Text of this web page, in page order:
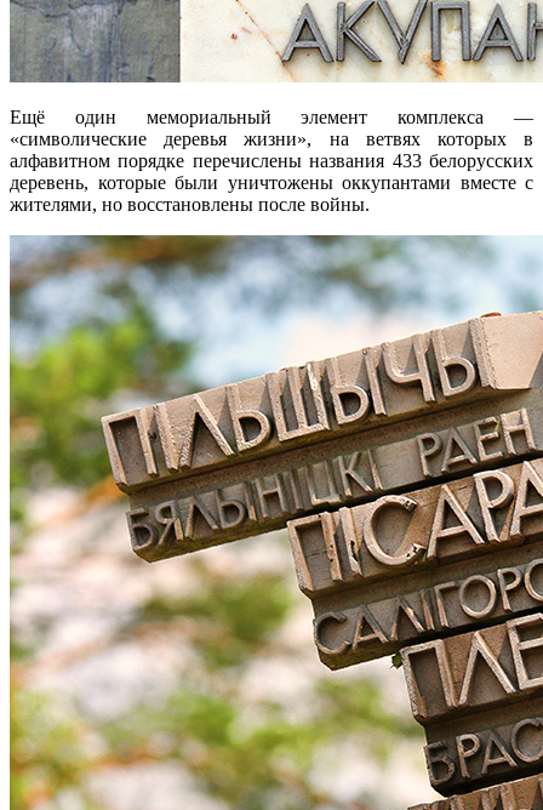
Ещё один мемориальный элемент комплекса —
«символические деревья жизни», на ветвях которых в
алфавитном порядке перечислены названия 433 белорусских
деревень, которые были уничтожены оккупантами вместе с
жителями, но восстановлены после войны.